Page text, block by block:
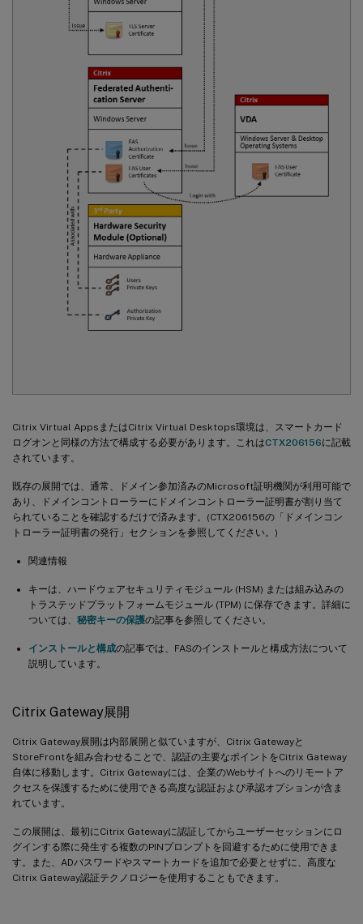
Citrix Virtual AppsまたはCitrix Virtual Desktops環境は、スマートカード
ログオンと同様の方法で構成する必要があります。これはCTX206156に記載
されています。
既存の展開では、通常、ドメイン参加済みのMicrosoft証明機関が利用可能で
あり、ドメインコントローラーにドメインコントローラー証明書が割り当て
られていることを確認するだけで済みます。(CTX206156の「ドメインコン
トローラー証明書の発行」セクションを参照してください。)
関連情報
キーは、ハードウェアセキュリティモジュール (HSM) または組み込みの
トラステッドプラットフォームモジュール (TPM) に保存できます。詳細に
ついては、 秘密キーの保護の記事を参照してください。
インストールと構成の記事では、FASのインストールと構成方法について
説明しています。
Citrix Gateway展開
Citrix Gateway展開は内部展開と似ていますが、Citrix Gatewayと
StoreFrontを組み合わせることで、認証の主要なポイントをCitrix Gateway
自体に移動します。Citrix Gatewayには、企業のWebサイトへのリモートア
クセスを保護するために使用できる高度な認証および承認オプションが含ま
れています。
この展開は、最初にCitrix Gatewayに認証してからユーザーセッションにロ
グインする際に発生する複数のPINプロンプトを回避するために使用できま
す。また、ADパスワードやスマートカードを追加で必要とせずに、高度な
Citrix Gateway認証テクノロジーを使用することもできます。